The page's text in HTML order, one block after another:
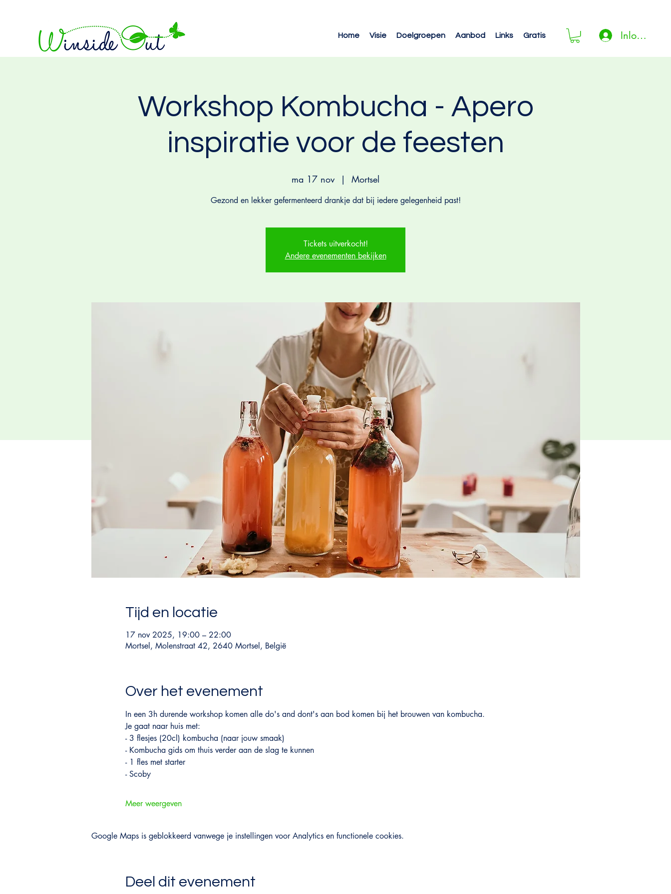
Home Visie Doelgroepen Aanbod Links Gratis Inloggen
Workshop Kombucha - Apero
inspiratie voor de feesten
ma 17 nov
  |
Mortsel
Gezond en lekker gefermenteerd drankje dat bij iedere gelegenheid past!
Tickets uitverkocht!
Andere evenementen bekijken
Tijd en locatie
17 nov 2025, 19:00 – 22:00
Mortsel, Molenstraat 42, 2640 Mortsel, België
Over het evenement
In een 3h durende workshop komen alle do's and dont's aan bod komen bij het brouwen van kombucha.
Je gaat naar huis met:
- 3 flesjes (20cl) kombucha (naar jouw smaak)
- Kombucha gids om thuis verder aan de slag te kunnen
- 1 fles met starter
- Scoby
Meer weergeven
Google Maps is geblokkeerd vanwege je instellingen voor Analytics en functionele cookies.
Deel dit evenement